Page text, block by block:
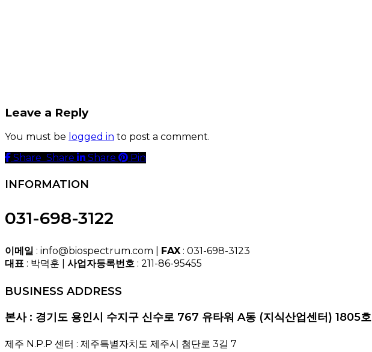
Leave a Reply
You must be logged in to post a comment.
Share
Share Share Share Pin
INFORMATION
031-698-3122
이메일 : info@biospectrum.com | FAX : 031-698-3123
대표 : 박덕훈 | 사업자등록번호 : 211-86-95455
BUSINESS ADDRESS
본사 : 경기도 용인시 수지구 신수로 767 유타워 A동 (지식산업센터) 1805호
제주 N.P.P 센터 : 제주특별자치도 제주시 첨단로 3길 7